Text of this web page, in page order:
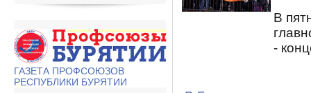
ГАЗЕТА ПРОФСОЮЗОВ
РЕСПУБЛИКИ БУРЯТИИ
В
-